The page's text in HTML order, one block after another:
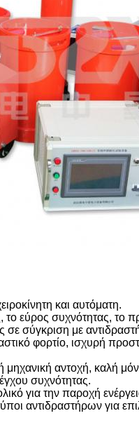
και αυτόματη.
εύρος συχνότητας, το
σύγκριση με
φορτίο, ισχυρή
αντοχή, καλή
συχνότητας.
για την παροχή
αντιδραστήρων για